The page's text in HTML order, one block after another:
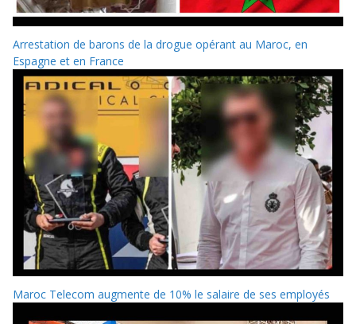
Arrestation de barons de la drogue opérant au Maroc, en
Espagne et en France
Maroc Telecom augmente de 10% le salaire de ses employés